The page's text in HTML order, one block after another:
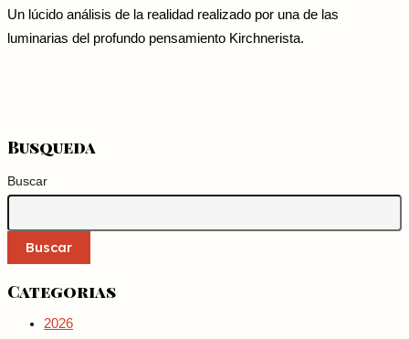
Un lúcido análisis de la realidad realizado por una de las
luminarias del profundo pensamiento Kirchnerista.
Busqueda
Buscar
Buscar
Categorias
2026